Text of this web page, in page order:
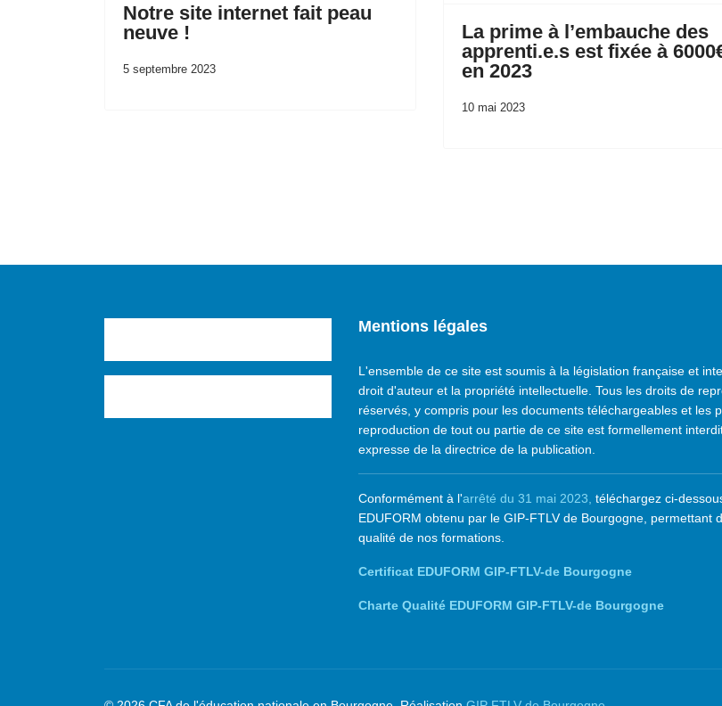
Notre site internet fait peau
neuve !
5 septembre 2023
La prime à l’embauche des
apprenti.e.s est fixée à
en 2023
10 mai 2023
Mentions légales
L'ensemble de ce site est soumis à la législation française et
droit d'auteur et la propriété intellectuelle. Tous les droits de
réservés, y compris pour les documents téléchargeables et les
reproduction de tout ou partie de ce site est formellement
expresse de la directrice de la publication.
Conformément à l'arrêté du 31 mai 2023, téléchargez ci-
EDUFORM obtenu par le GIP-FTLV de Bourgogne, permettant
qualité de nos formations.
Certificat EDUFORM GIP-FTLV-de Bourgogne
Charte Qualité EDUFORM GIP-FTLV-de Bourgogne